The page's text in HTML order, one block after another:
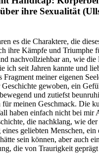
ihre Sexualität
es die Charaktere, die
ihre Kämpfe und Triumphe
nachvollziehbar an, wie
ich seit Jahren kannte und
Fragment meiner eigenen
gewoben, ein
und zutiefst
für meinen Geschmack. Die
haben einfach nicht bei mir
die nachklang, wie
geliebten Menschen,
sein können, aber auch
die von Traurigkeit geprägt